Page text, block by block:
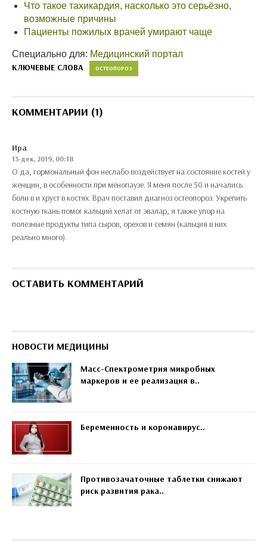
Что такое тахикардия, насколько это серьёзно,
возможные причины
Пациенты пожилых врачей умирают чаще
Специально для: Медицинский портал
КЛЮЧЕВЫЕ СЛОВА ОСТЕОПОРОЗ
КОММЕНТАРИИ (1)
Ира
13-дек, 2019, 00:18
О да, гормональный фон неслабо воздействует на состояние костей у
женщин, в особенности при менопаузе. Я меня после 50 и начались
боли в и хруст в костях. Врач поставил диагноз остеопороз. Укрепить
костную ткань помог кальций хелат от эвалар, я также упор на
полезные продукты типа сыров, орехов и семян (кальция в них
реально много).
ОСТАВИТЬ КОММЕНТАРИЙ
НОВОСТИ МЕДИЦИНЫ
Масс-Спектрометрия микробных
маркеров и ее реализация в..
Беременность и коронавирус..
Противозачаточные таблетки снижают
риск развития рака..